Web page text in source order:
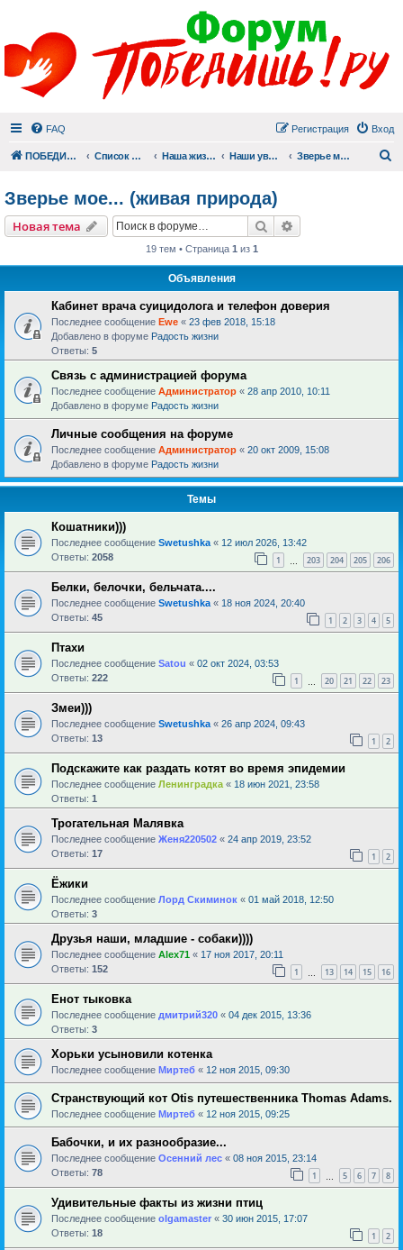
FAQ Вход
Регистрация
ПОБЕДИШЬ.РУ Список форумов Наша жизнь (не всё же о суициде!) Наши увлечения Зверье мое... (живая природа)
Зверье мое... (живая природа)
Новая тема Поиск
19 тем • Страница 1 из 1
Объявления
Кабинет врача суицидолога и телефон доверия
Последнее сообщение Ewe « 23 фев 2018, 15:18
Добавлено в форуме Радость жизни
Ответы: 5
Связь с администрацией форума
Последнее сообщение Администратор « 28 апр 2010, 10:11
Добавлено в форуме Радость жизни
Личные сообщения на форуме
Последнее сообщение Администратор « 20 окт 2009, 15:08
Добавлено в форуме Радость жизни
Темы
Кошатники)))
Последнее сообщение Swetushka « 12 июл 2026, 13:42
Ответы: 2058 1 203 204 205 206
Белки, белочки, бельчата....
Последнее сообщение Swetushka « 18 ноя 2024, 20:40
Ответы: 45 1 2 3 4 5
Птахи
Последнее сообщение Satou « 02 окт 2024, 03:53
Ответы: 222 1 20 21 22 23
Змеи)))
Последнее сообщение Swetushka « 26 апр 2024, 09:43
Ответы: 13 1 2
Подскажите как раздать котят во время эпидемии
Последнее сообщение Ленинградка « 18 июн 2021, 23:58
Ответы: 1
Трогательная Малявка
Последнее сообщение Женя220502 « 24 апр 2019, 23:52
Ответы: 17 1 2
Ёжики
Последнее сообщение Лорд Скиминок « 01 май 2018, 12:50
Ответы: 3
Друзья наши, младшие - собаки))))
Последнее сообщение Alex71 « 17 ноя 2017, 20:11
Ответы: 152 1 13 14 15 16
Енот тыковка
Последнее сообщение дмитрий320 « 04 дек 2015, 13:36
Ответы: 3
Хорьки усыновили котенка
Последнее сообщение Миртеб « 12 ноя 2015, 09:30
Странствующий кот Otis путешественника Thomas Adams.
Последнее сообщение Миртеб « 12 ноя 2015, 09:25
Бабочки, и их разнообразие...
Последнее сообщение Осенний лес « 08 ноя 2015, 23:14
Ответы: 78 1 5 6 7 8
Удивительные факты из жизни птиц
Последнее сообщение olgamaster « 30 июн 2015, 17:07
Ответы: 18 1 2